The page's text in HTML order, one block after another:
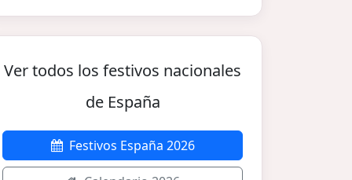
Ver todos los festivos nacionales
de España
Festivos España 2026